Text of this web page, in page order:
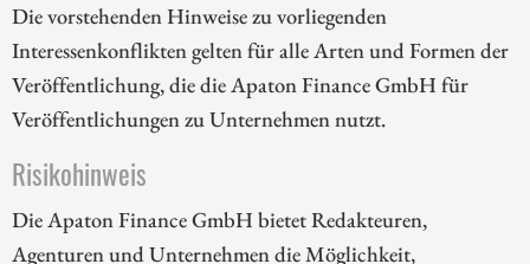
Die vorstehenden Hinweise zu vorliegenden
Interessenkonflikten gelten für alle Arten und Formen der
Veröffentlichung, die die Apaton Finance GmbH für
Veröffentlichungen zu Unternehmen nutzt.
Risikohinweis
Die Apaton Finance GmbH bietet Redakteuren,
Agenturen und Unternehmen die Möglichkeit,